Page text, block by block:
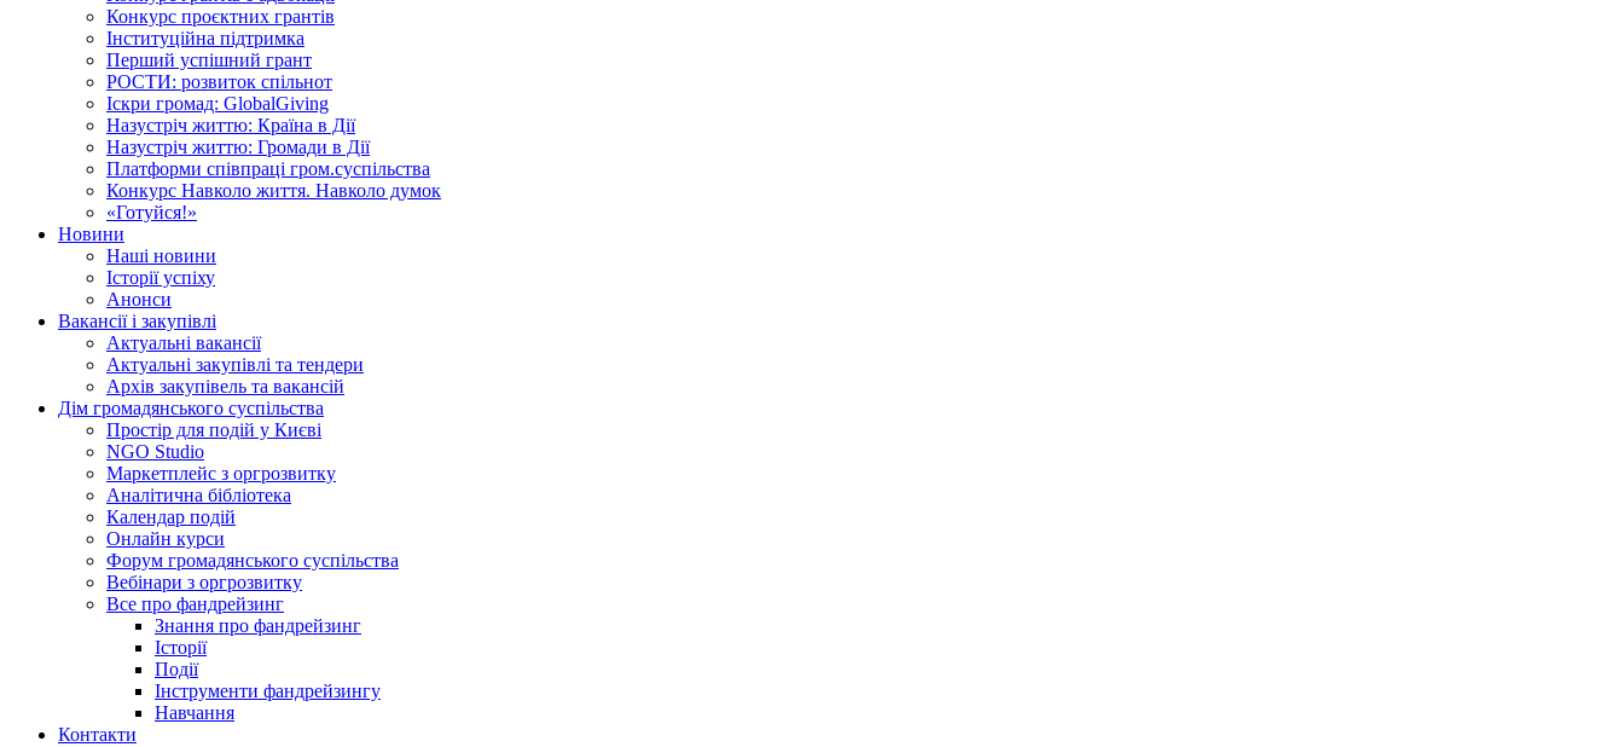
Конкурс проєктних грантів
Інституційна підтримка
Перший успішний грант
РОСТИ: розвиток спільнот
Іскри громад: GlobalGiving
Назустріч життю: Країна в Дії
Назустріч життю: Громади в Дії
Платформи співпраці гром.суспільства
Конкурс Навколо життя. Навколо думок
«Готуйся!»
Новини
Наші новини
Історії успіху
Анонси
Вакансії і закупівлі
Актуальні вакансії
Актуальні закупівлі та тендери
Архів закупівель та вакансій
Дім громадянського суспільства
Простір для подій у Києві
NGO Studio
Маркетплейс з оргрозвитку
Аналітична бібліотека
Календар подій
Онлайн курси
Форум громадянського суспільства
Вебінари з оргрозвитку
Все про фандрейзинг
Знання про фандрейзинг
Історії
Події
Інструменти фандрейзингу
Навчання
Контакти